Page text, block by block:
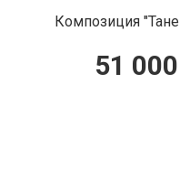
Композиция
51 000